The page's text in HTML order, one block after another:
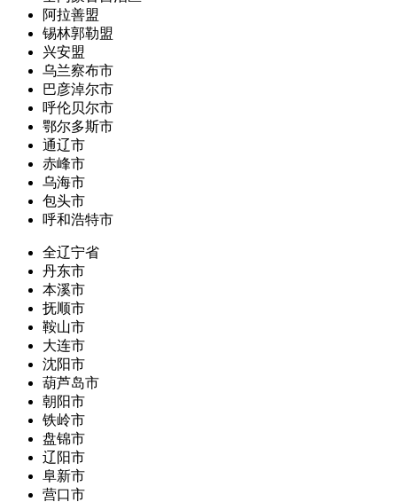
阿拉善盟
锡林郭勒盟
兴安盟
乌兰察布市
巴彦淖尔市
呼伦贝尔市
鄂尔多斯市
通辽市
赤峰市
乌海市
包头市
呼和浩特市
全辽宁省
丹东市
本溪市
抚顺市
鞍山市
大连市
沈阳市
葫芦岛市
朝阳市
铁岭市
盘锦市
辽阳市
阜新市
营口市